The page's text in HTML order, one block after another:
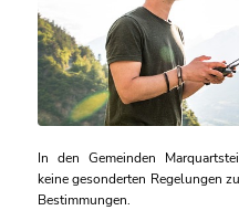
In den Gemeinden
keine gesonderten Regelungen
Bestimmungen.